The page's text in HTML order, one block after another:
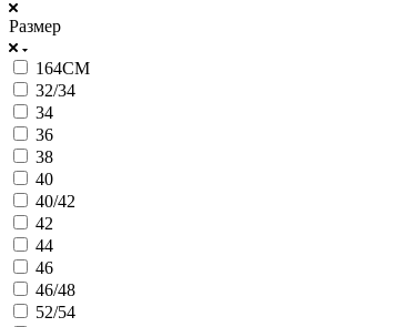
Размер
164CM
32/34
34
36
38
40
40/42
42
44
46
46/48
52/54